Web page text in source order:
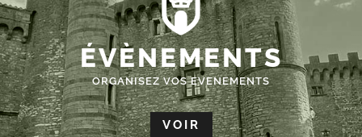
ÉVÈNEMENTS
ORGANISEZ VOS EVENEMENTS
VOIR